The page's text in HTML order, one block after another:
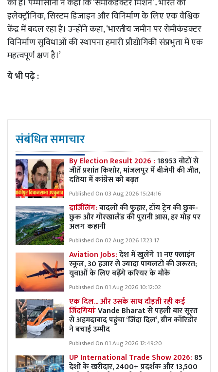
इलेक्ट्रॉनिक, सिस्टम डिजाइन और विनिर्माण के लिए एक वैश्विक
केंद्र में बदल रहा है। उन्होंने कहा, ‘भारतीय जमीन पर सेमीकंडक्टर
विनिर्माण सुविधाओं की स्थापना हमारी प्रौद्योगिकी संप्रभुता में एक
महत्वपूर्ण क्षण है।’
ये भी पढ़े :
संबंधित समाचार
By Election Result 2026 :18953 वोटों से
जीतें प्रशांत किशोर, मांजलपुर में बीजेपी की जीत,
दतिया में कांग्रेस को बढ़त
Published On 03 Aug 2026 15:24:16
दार्जिलिंग:बादलों की फुहार, टॉय ट्रेन की छुक-
छुक और गोरखालैंड की पुरानी आस, हर मोड़ पर
अलग कहानी
Published On 02 Aug 2026 17:23:17
Aviation Jobs:देश में खुलेंगे 11 नए फ्लाइंग
स्कूल, 30 हजार से ज्यादा पायलटों की जरूरत;
युवाओं के लिए बढ़ेंगे करियर के मौके
Published On 01 Aug 2026 10:12:02
एक दिल... और उसके साथ दौड़ती रही कई
जिंदगियांःVande Bharat से पहली बार सूरत
से अहमदाबाद पहुंचा ‘जिंदा दिल’, ग्रीन कॉरिडोर
ने बचाई उम्मीद
Published On 01 Aug 2026 12:49:20
UP International Trade Show 2026: 85
देशों के खरीदार, 2400+ प्रदर्शक और 13,500